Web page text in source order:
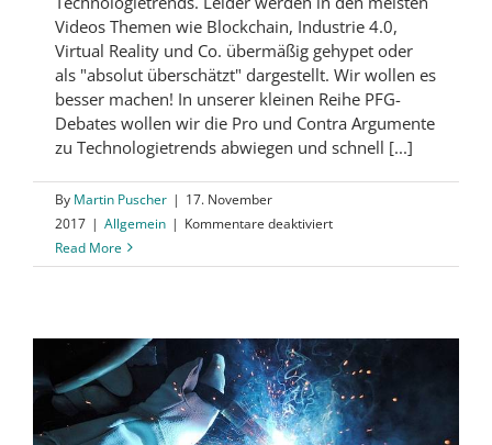
Videos Themen wie Blockchain, Industrie 4.0,
Virtual Reality und Co. übermäßig gehypet oder
als "absolut überschätzt" dargestellt. Wir wollen es
besser machen! In unserer kleinen Reihe PFG-
Debates wollen wir die Pro und Contra Argumente
zu Technologietrends abwiegen und schnell [...]
By Martin Puscher | 17. November
2017 | Allgemein | Kommentare deaktiviertfür
kritisch
PFG
Debates
Read More